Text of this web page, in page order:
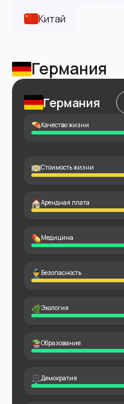
Китай
Германия
Германия
Качество жизни
Стоимость жизни
Арендная плата
Медицина
Безопасность
Экология
Образование
Демократия